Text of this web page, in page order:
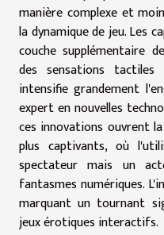
manière complexe et
la dynamique de jeu. Les
couche supplémentaire
des sensations
intensifie grandement
expert en nouvelles
ces innovations ouvrent
plus captivants, où
spectateur mais un
fantasmes numériques.
marquant un tournant
jeux érotiques interactifs.